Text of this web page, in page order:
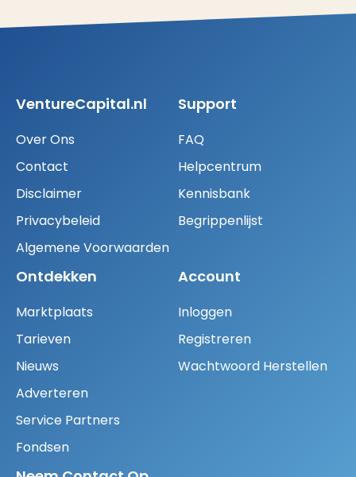
VentureCapital.nl
Over Ons
Contact
Disclaimer
Privacybeleid
Algemene Voorwaarden
Support
FAQ
Helpcentrum
Kennisbank
Begrippenlijst
Ontdekken
Marktplaats
Tarieven
Nieuws
Adverteren
Service Partners
Fondsen
Account
Inloggen
Registreren
Wachtwoord Herstellen